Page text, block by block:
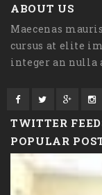
ABOUT US
Maecenas
cursus at elite
integer an nulla
TWITTER
POPULAR